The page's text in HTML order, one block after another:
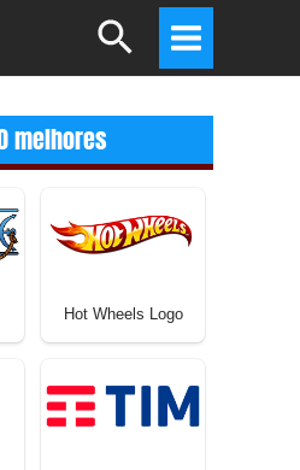
Search
Main
Menu
melhores
Hot Wheels Logo